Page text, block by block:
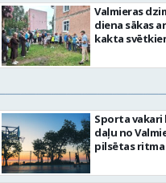
Valmieras
diena sākas
kakta
Sporta
daļu no
pilsētas ritma